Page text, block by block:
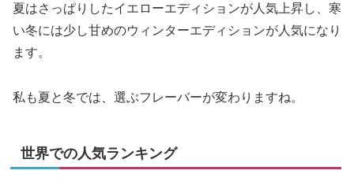
夏はさっぱりしたイエローエディションが人気上昇し、寒
い冬には少し甘めのウィンターエディションが人気になり
ます。
私も夏と冬では、選ぶフレーバーが変わりますね。
世界での人気ランキング